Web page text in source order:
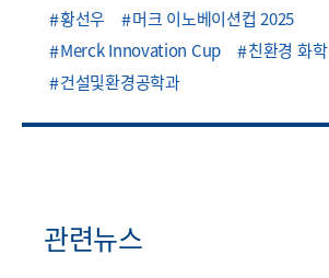
황선우
머크 이노베이션컵 2025
Merck Innovation Cup
친환경 화학
건설및환경공학과
관련뉴스